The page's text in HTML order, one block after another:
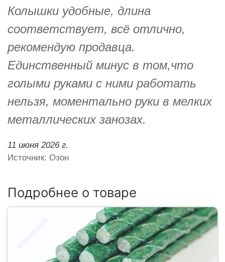
Колышки удобные, длина
соответствует, всё отлично,
рекомендую продавца.
Единственный минус в том,что
голыми руками с ними работать
нельзя, моментально руки в мелких
металлических занозах.
11 июня 2026 г.
Источник: Озон
Подробнее о товаре